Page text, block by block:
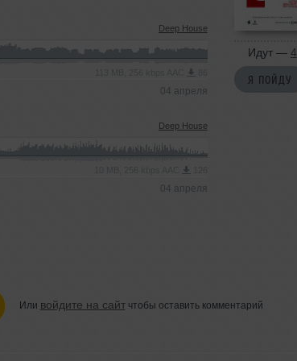
Deep House
04 апреля
Deep House
04 апреля
Идут — 4
Я ПОЙДУ
Или войдите на сайтчтобы оставить комментарий